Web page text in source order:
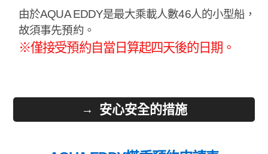
由於AQUA EDDY是最大乘載人數46人的小型船，
故須事先預約。
※僅接受預約自當日算起四天後的日期。
安心安全的措施